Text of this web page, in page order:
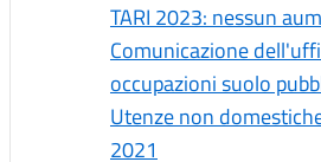
TARI 2023: nessun
Comunicazione
occupazioni suolo
Utenze non
2021